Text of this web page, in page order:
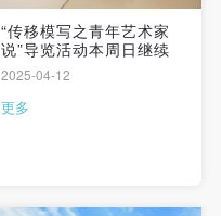
“传移模写之青年艺术家
说”导览活动本周日继续
2025-04-12
更多